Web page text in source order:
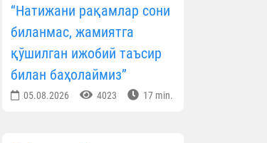
“Натижани рақамлар сони
биланмас, жамиятга
қўшилган ижобий таъсир
билан баҳолаймиз”
05.08.2026 4023 17 min.